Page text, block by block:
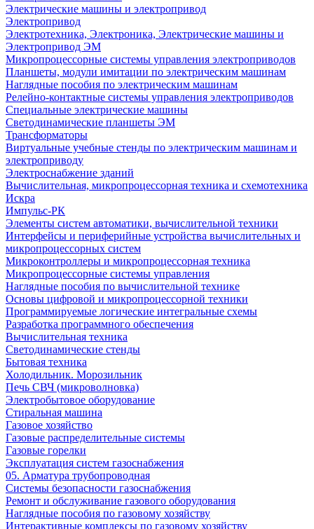
Электрические машины и электропривод
Электропривод
Электротехника, Электроника, Электрические машины и
Электропривод ЭМ
Микропроцессорные системы управления электроприводов
Планшеты, модули имитации по электрическим машинам
Наглядные пособия по электрическим машинам
Релейно-контактные системы управления электроприводов
Специальные электрические машины
Светодинамические планшеты ЭМ
Трансформаторы
Виртуальные учебные стенды по электрическим машинам и
электроприводу
Электроснабжение зданий
Вычислительная, микропроцессорная техника и схемотехника
Искра
Импульс-РК
Элементы систем автоматики, вычислительной техники
Интерфейсы и периферийные устройства вычислительных и
микропроцессорных систем
Микроконтроллеры и микропроцессорная техника
Микропроцессорные системы управления
Наглядные пособия по вычислительной технике
Основы цифровой и микропроцессорной техники
Программируемые логические интегральные схемы
Разработка программного обеспечения
Вычислительная техника
Светодинамические стенды
Бытовая техника
Холодильник. Морозильник
Печь СВЧ (микроволновка)
Электробытовое оборудование
Стиральная машина
Газовое хозяйство
Газовые распределительные системы
Газовые горелки
Эксплуатация систем газоснабжения
05. Арматура трубопроводная
Системы безопасности газоснабжения
Ремонт и обслуживание газового оборудования
Наглядные пособия по газовому хозяйству
Интерактивные комплексы по газовому хозяйству